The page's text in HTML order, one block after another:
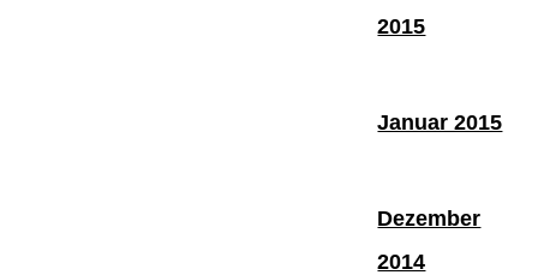
2015
Januar 2015
Dezember
2014